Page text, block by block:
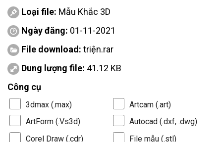
Loại file: Mẫu Khắc 3D
Ngày đăng: 01-11-2021
File download: triện.rar
Dung lượng file: 41.12 KB
Công cụ
3dmax (.max)
Artcam (.art)
ArtForm (.Vs3d)
Autocad (.dxf, .dwg)
Corel Draw (.cdr)
File mẫu (.stl)